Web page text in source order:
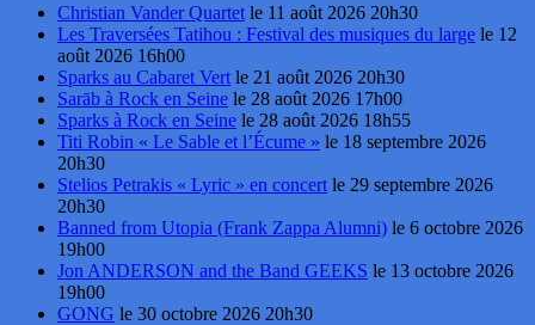
Christian Vander Quartet le 11 août 2026 20h30
Les Traversées Tatihou : Festival des musiques du large le 12
août 2026 16h00
Sparks au Cabaret Vert le 21 août 2026 20h30
Sarāb à Rock en Seine le 28 août 2026 17h00
Sparks à Rock en Seine le 28 août 2026 18h55
Titi Robin « Le Sable et l’Écume » le 18 septembre 2026
20h30
Stelios Petrakis « Lyric » en concert le 29 septembre 2026
20h30
Banned from Utopia (Frank Zappa Alumni) le 6 octobre 2026
19h00
Jon ANDERSON and the Band GEEKS le 13 octobre 2026
19h00
GONG le 30 octobre 2026 20h30